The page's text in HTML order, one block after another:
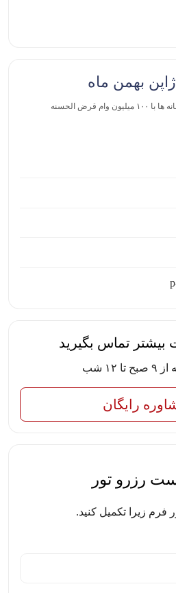
قرض الحسنه
بیشتر تماس بگیرید
شب
رایگان
رزرو تور
فرم زیرا تکمیل کنید.